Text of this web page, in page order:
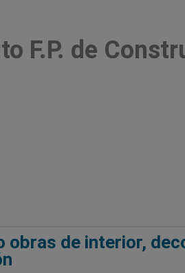
F.P. de
obras de interior,